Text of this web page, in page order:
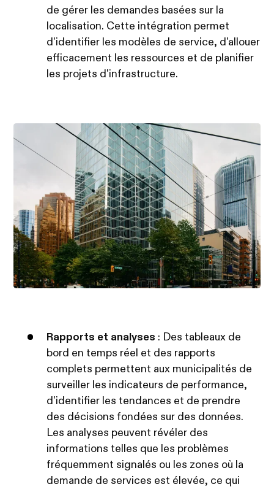
de gérer les demandes basées sur la
localisation. Cette intégration permet
d'identifier les modèles de service, d'allouer
efficacement les ressources et de planifier
les projets d'infrastructure.
Rapports et analyses : Des tableaux de
bord en temps réel et des rapports
complets permettent aux municipalités de
surveiller les indicateurs de performance,
d'identifier les tendances et de prendre
des décisions fondées sur des données.
Les analyses peuvent révéler des
informations telles que les problèmes
fréquemment signalés ou les zones où la
demande de services est élevée, ce qui